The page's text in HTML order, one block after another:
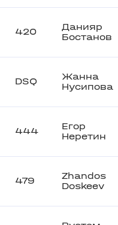
420
Данияр
Бостанов
DSQ
Жанна
Нусипова
444
Егор
Неретин
479
Zhandos
Doskeev